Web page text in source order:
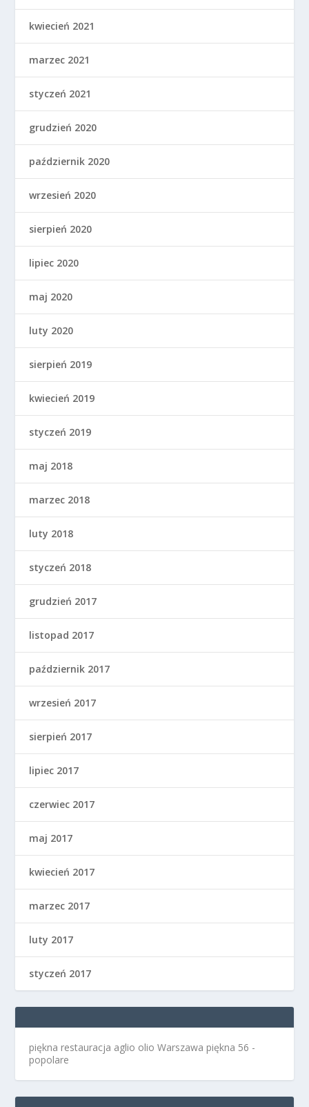
kwiecień 2021
marzec 2021
styczeń 2021
grudzień 2020
październik 2020
wrzesień 2020
sierpień 2020
lipiec 2020
maj 2020
luty 2020
sierpień 2019
kwiecień 2019
styczeń 2019
maj 2018
marzec 2018
luty 2018
styczeń 2018
grudzień 2017
listopad 2017
październik 2017
wrzesień 2017
sierpień 2017
lipiec 2017
czerwiec 2017
maj 2017
kwiecień 2017
marzec 2017
luty 2017
styczeń 2017
piękna restauracja aglio olio Warszawa piękna 56 -
popolare